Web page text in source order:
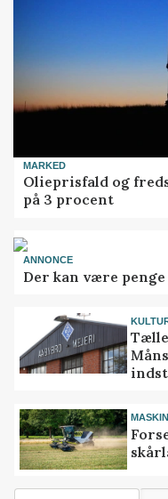
MARKED
Olieprisfald og
på 3 procent
ANNONCE
Der kan være